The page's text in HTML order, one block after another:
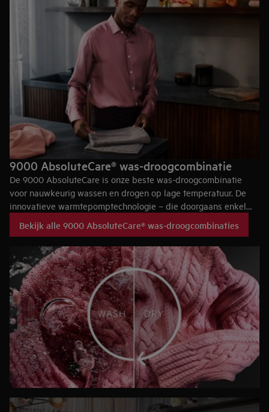
9000 AbsoluteCare® was-droogcombinatie
De 9000 AbsoluteCare is onze beste was-droogcombinatie
voor nauwkeurig wassen en drogen op lage temperatuur. De
innovatieve warmtepomptechnologie – die doorgaans enkel
temperaturen en de bewegingen van de trommel zodat alles
op een gelijkmatige manier wordt gewassen en gedroogd. Elke
keer opnieuw.
Bekijk alle 9000 AbsoluteCare® was-droogcombinaties